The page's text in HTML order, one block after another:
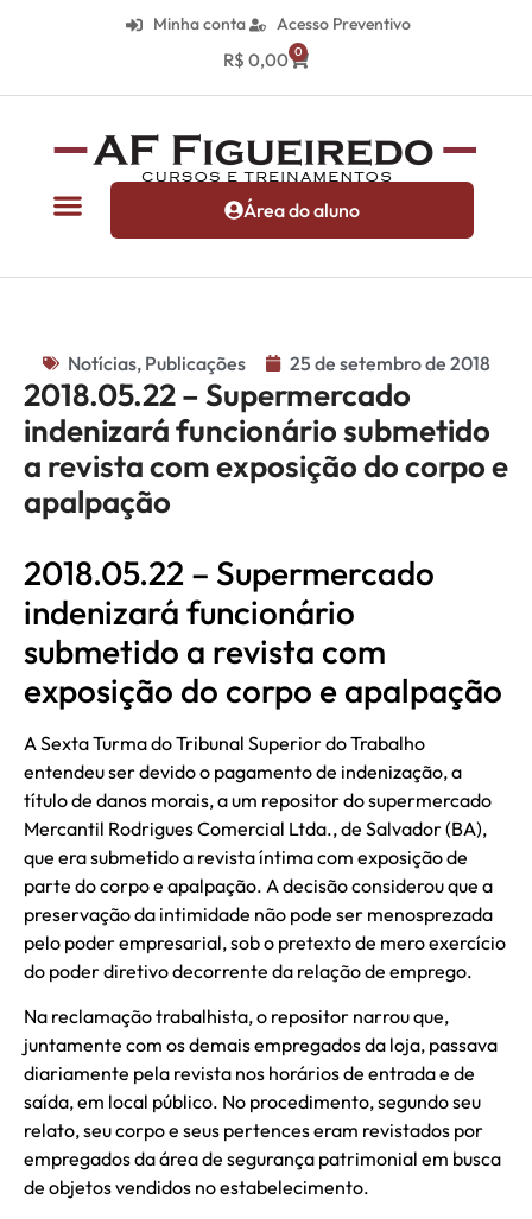
Minha conta Acesso Preventivo
R$ 0,00 0
Área do aluno
Notícias, Publicações 25 de setembro de 2018
2018.05.22 – Supermercado
indenizará funcionário submetido
a revista com exposição do corpo e
apalpação
2018.05.22 – Supermercado
indenizará funcionário
submetido a revista com
exposição do corpo e apalpação
A Sexta Turma do Tribunal Superior do Trabalho
entendeu ser devido o pagamento de indenização, a
título de danos morais, a um repositor do supermercado
Mercantil Rodrigues Comercial Ltda., de Salvador (BA),
que era submetido a revista íntima com exposição de
parte do corpo e apalpação. A decisão considerou que a
preservação da intimidade não pode ser menosprezada
pelo poder empresarial, sob o pretexto de mero exercício
do poder diretivo decorrente da relação de emprego.
Na reclamação trabalhista, o repositor narrou que,
juntamente com os demais empregados da loja, passava
diariamente pela revista nos horários de entrada e de
saída, em local público. No procedimento, segundo seu
relato, seu corpo e seus pertences eram revistados por
empregados da área de segurança patrimonial em busca
de objetos vendidos no estabelecimento.